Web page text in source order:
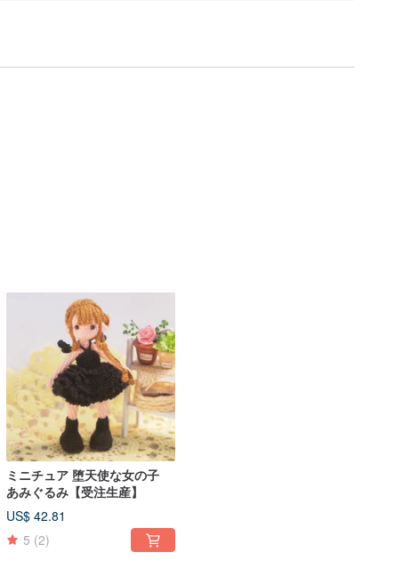
ミニチュア 堕天使な女の子
あみぐるみ【受注生産】
US$ 42.81
5 (2)